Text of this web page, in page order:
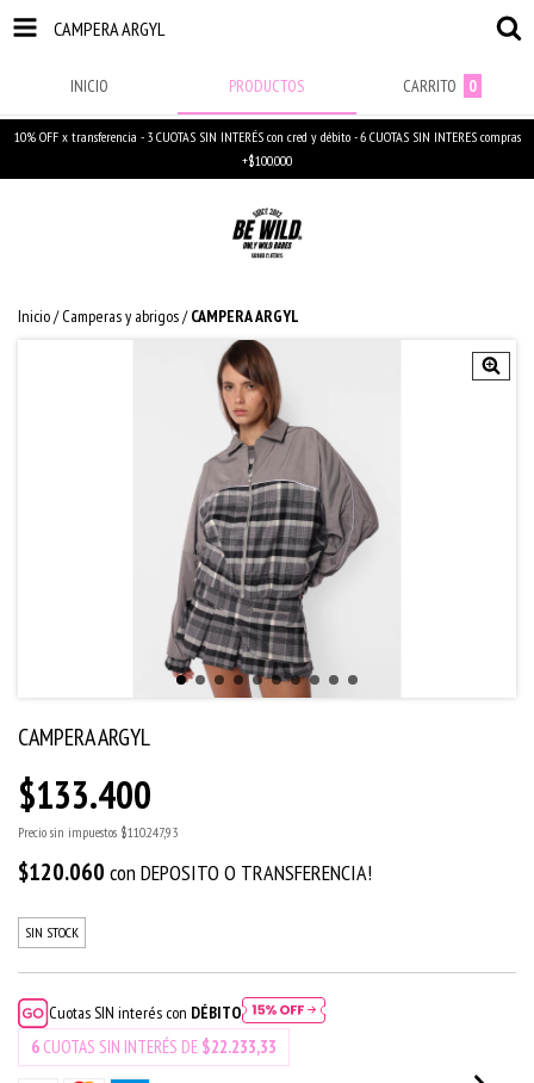
CAMPERA ARGYL
INICIO PRODUCTOS CARRITO 0
10% OFF x transferencia - 3 CUOTAS SIN INTERÉS con cred y débito - 6 CUOTAS SIN INTERES compras
+$100.000
Inicio/ Camperas y abrigos/ CAMPERA ARGYL
CAMPERA ARGYL
$133.400
Precio sin impuestos $110.247,93
$120.060 con DEPOSITO O TRANSFERENCIA!
SIN STOCK
Cuotas SIN interés con DÉBITO
6 CUOTAS SIN INTERÉS DE $22.233,33